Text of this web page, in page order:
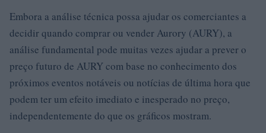
Embora a análise técnica possa ajudar os comerciantes a
decidir quando comprar ou vender Aurory (AURY), a
análise fundamental pode muitas vezes ajudar a prever o
preço futuro de AURY com base no conhecimento dos
próximos eventos notáveis ​​ou notícias de última hora que
podem ter um efeito imediato e inesperado no preço,
independentemente do que os gráficos mostram.